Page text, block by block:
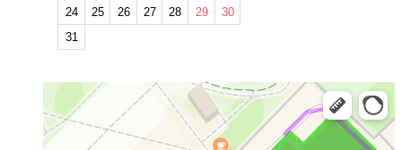
24
25 26 27 28 29
30
31